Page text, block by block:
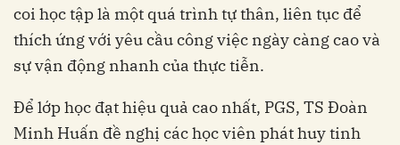
coi học tập là một quá trình tự thân, liên tục để
thích ứng với yêu cầu công việc ngày càng cao và
sự vận động nhanh của thực tiễn.
Để lớp học đạt hiệu quả cao nhất, PGS, TS Đoàn
Minh Huấn đề nghị các học viên phát huy tinh